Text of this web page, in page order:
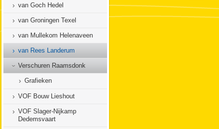
van Goch Hedel
van Groningen Texel
van Mullekom Helenaveen
van Rees Landerum
Verschuren Raamsdonk
Grafieken
VOF Bouw Lieshout
VOF Slager-Nijkamp
Dedemsvaart